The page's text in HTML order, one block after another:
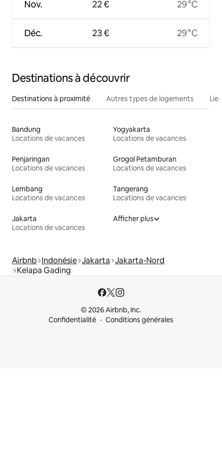
Nov.
Déc.
22 €
23 €
29 °C
29 °C
Destinations à découvrir
Destinations à proximité Autres types de logements
Bandung
Locations de vacances
Yogyakarta
Locations de vacances
Penjaringan
Locations de vacances
Grogol Petamburan
Locations de vacances
Lembang
Locations de vacances
Tangerang
Locations de vacances
Jakarta
Locations de vacances
Afficher plus
Airbnb Indonésie Jakarta Jakarta-Nord
Kelapa Gading
© 2026 Airbnb, Inc.
Confidentialité
Conditions générales